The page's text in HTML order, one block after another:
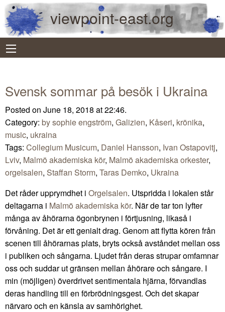
viewpoint-east.org
Svensk sommar på besök i Ukraina
Posted on June 18, 2018 at 22:46.
Category: by sophie engström, Galizien, Kåseri, krönika,
music, ukraina
Tags: Collegium Musicum, Daniel Hansson, Ivan Ostapovitj,
Lviv, Malmö akademiska kör, Malmö akademiska orkester,
orgelsalen, Staffan Storm, Taras Demko, Ukraina
Det råder upprymdhet i Orgelsalen. Utspridda i lokalen står
deltagarna i Malmö akademiska kör. När de tar ton lyfter
många av åhörarna ögonbrynen i förtjusning, likaså i
förvåning. Det är ett genialt drag. Genom att flytta kören från
scenen till åhörarnas plats, bryts också avståndet mellan oss
i publiken och sångarna. Ljudet från deras strupar omfamnar
oss och suddar ut gränsen mellan åhörare och sångare. I
min (möjligen) överdrivet sentimentala hjärna, förvandlas
deras handling till en förbrödningsgest. Och det skapar
närvaro och en känsla av samhörighet.